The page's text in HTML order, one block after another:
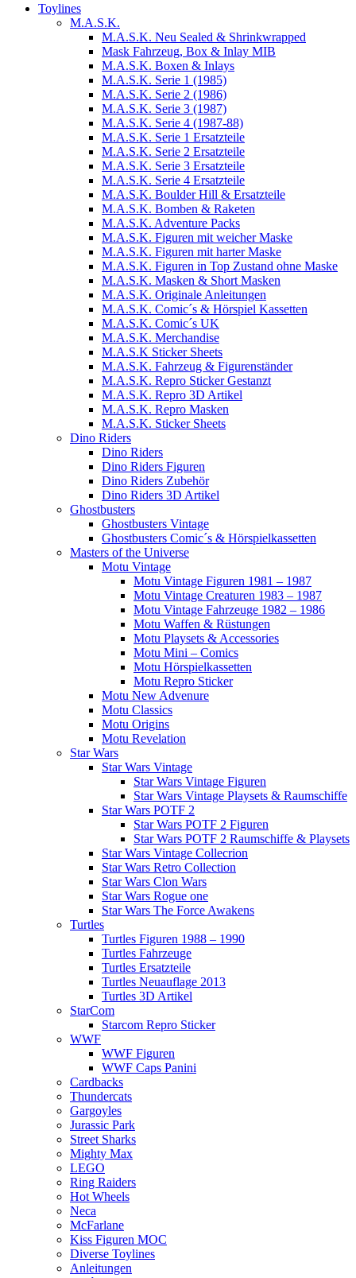
Toylines
M.A.S.K.
M.A.S.K. Neu Sealed & Shrinkwrapped
Mask Fahrzeug, Box & Inlay MIB
M.A.S.K. Boxen & Inlays
M.A.S.K. Serie 1 (1985)
M.A.S.K. Serie 2 (1986)
M.A.S.K. Serie 3 (1987)
M.A.S.K. Serie 4 (1987-88)
M.A.S.K. Serie 1 Ersatzteile
M.A.S.K. Serie 2 Ersatzteile
M.A.S.K. Serie 3 Ersatzteile
M.A.S.K. Serie 4 Ersatzteile
M.A.S.K. Boulder Hill & Ersatzteile
M.A.S.K. Bomben & Raketen
M.A.S.K. Adventure Packs
M.A.S.K. Figuren mit weicher Maske
M.A.S.K. Figuren mit harter Maske
M.A.S.K. Figuren in Top Zustand ohne Maske
M.A.S.K. Masken & Short Masken
M.A.S.K. Originale Anleitungen
M.A.S.K. Comic´s & Hörspiel Kassetten
M.A.S.K. Comic´s UK
M.A.S.K. Merchandise
M.A.S.K Sticker Sheets
M.A.S.K. Fahrzeug & Figurenständer
M.A.S.K. Repro Sticker Gestanzt
M.A.S.K. Repro 3D Artikel
M.A.S.K. Repro Masken
M.A.S.K. Sticker Sheets
Dino Riders
Dino Riders
Dino Riders Figuren
Dino Riders Zubehör
Dino Riders 3D Artikel
Ghostbusters
Ghostbusters Vintage
Ghostbusters Comic´s & Hörspielkassetten
Masters of the Universe
Motu Vintage
Motu Vintage Figuren 1981 – 1987
Motu Vintage Creaturen 1983 – 1987
Motu Vintage Fahrzeuge 1982 – 1986
Motu Waffen & Rüstungen
Motu Playsets & Accessories
Motu Mini – Comics
Motu Hörspielkassetten
Motu Repro Sticker
Motu New Advenure
Motu Classics
Motu Origins
Motu Revelation
Star Wars
Star Wars Vintage
Star Wars Vintage Figuren
Star Wars Vintage Playsets & Raumschiffe
Star Wars POTF 2
Star Wars POTF 2 Figuren
Star Wars POTF 2 Raumschiffe & Playsets
Star Wars Vintage Collecrion
Star Wars Retro Collection
Star Wars Clon Wars
Star Wars Rogue one
Star Wars The Force Awakens
Turtles
Turtles Figuren 1988 – 1990
Turtles Fahrzeuge
Turtles Ersatzteile
Turtles Neuauflage 2013
Turtles 3D Artikel
StarCom
Starcom Repro Sticker
WWF
WWF Figuren
WWF Caps Panini
Cardbacks
Thundercats
Gargoyles
Jurassic Park
Street Sharks
Mighty Max
LEGO
Ring Raiders
Hot Wheels
Neca
McFarlane
Kiss Figuren MOC
Diverse Toylines
Anleitungen